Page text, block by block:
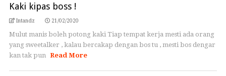
Kaki kipas boss !
Intandz 21/02/2020
Mulut manis boleh potong kaki Tiap tempat kerja mesti ada orang
yang sweetalker , kalau bercakap dengan bos tu , mesti bos dengar
kan tak pun Read More